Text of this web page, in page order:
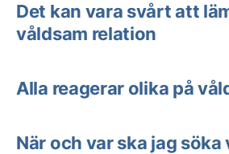
Det kan vara svårt att
våldsam relation
Alla reagerar olika på
När och var ska jag söka